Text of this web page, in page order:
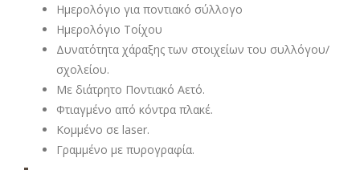
Ημερολόγιο για ποντιακό σύλλογο
Ημερολόγιο Τοίχου
Δυνατότητα χάραξης των στοιχείων του συλλόγου/
σχολείου.
Με διάτρητο Ποντιακό Αετό.
Φτιαγμένο από κόντρα πλακέ.
Κομμένο σε laser.
Γραμμένο με πυρογραφία.